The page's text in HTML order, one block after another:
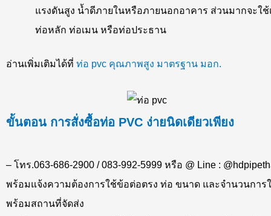
แรงดันสูง น้ำดีภายในหรือภายนอกอาคาร ส่วนมากจะใช้
ท่อหลัก ท่อเมน หรือท่อประธาน
อ่านเพิ่มเติมได้ที่ ท่อ pvc คุณภาพสูง มาตรฐาน มอก.
ขั้นตอน การสั่งซื้อท่อ PVC ง่ายนิดเดียวเพียง
– โทร.063-686-2900 / 083-992-5999 หรือ @ Line :
พร้อมแจ้งความต้องการใช้ข้อต่อตรง ท่อ ขนาด และจำนวนการ
พร้อมสถานที่จัดส่ง